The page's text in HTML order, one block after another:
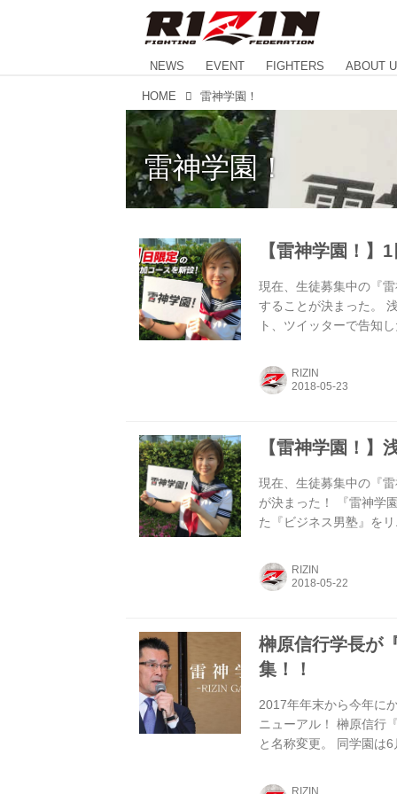
NEWS EVENT FIGHTERS ABOUT
HOME 雷神学園！
雷神学園！
【雷神学園！】
現在、生徒募集中の『
することが決まった。
ト、ツイッターで告知
るコース（リターン）
ン）は、20名限定の「
RIZIN
【雷神学園！】
現在、生徒募集中の『
が決まった！ 『雷神学
た『ビジネス男塾』を
予定され、各授業ごと
がら『RIZIN』で実施す
RIZIN
榊原信行学長が
集！！
2017年年末から今年に
ニューアル！ 榊原信行
と名称変更。 同学園は
募集する。 注目は今回
RIZIN